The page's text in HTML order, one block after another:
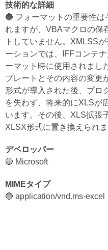
技術的な詳細
🔵 フォーマットの重要性
れますが、VBAマクロの保
トしていません。XMLSS
ーションでは、IFFコンテ
ーマット時に使用されまし
プレートとその内容の変更
形式が導入された後、プロ
を失わず、将来的にXLSが
います。その後、XLS拡張
XLSX形式に置き換えられま
デベロッパー
🔵 Microsoft
MIMEタイプ
🔵 application/vnd.ms-excel